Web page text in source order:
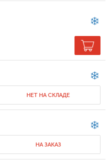
НЕТ НА СКЛАДЕ
НА ЗАКАЗ